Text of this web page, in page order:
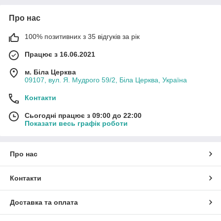
Про нас
100% позитивних з 35 відгуків за рік
Працює з 16.06.2021
м. Біла Церква
09107, вул. Я. Мудрого 59/2, Біла Церква, Україна
Контакти
Сьогодні працює з 09:00 до 22:00
Показати весь графік роботи
Про нас
Контакти
Доставка та оплата